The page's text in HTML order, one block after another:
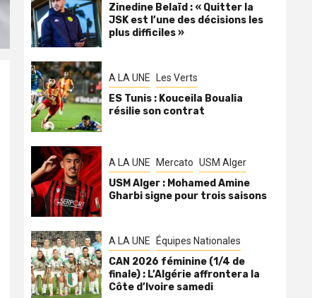
Zinedine Belaïd : « Quitter la
JSK est l’une des décisions les
plus difficiles »
A LA UNE Les Verts
ES Tunis : Kouceila Boualia
résilie son contrat
A LA UNE Mercato USM Alger
USM Alger : Mohamed Amine
Gharbi signe pour trois saisons
A LA UNE Équipes Nationales
CAN 2026 féminine (1/4 de
finale) : L’Algérie affrontera la
Côte d’Ivoire samedi